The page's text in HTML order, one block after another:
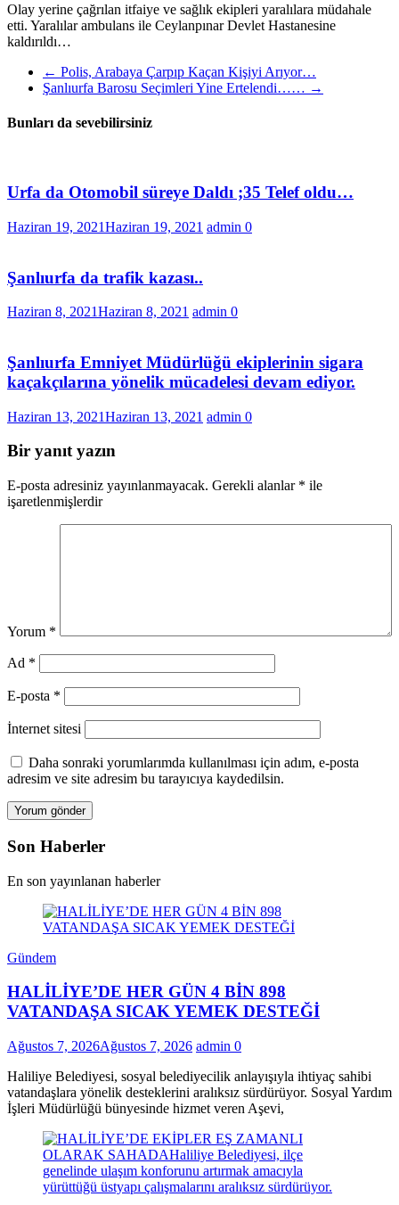
Olay yerine çağrılan itfaiye ve sağlık ekipleri yaralılara müdahale
etti. Yaralılar ambulans ile Ceylanpınar Devlet Hastanesine
kaldırıldı…
← Polis, Arabaya Çarpıp Kaçan Kişiyi Arıyor…
Şanlıurfa Barosu Seçimleri Yine Ertelendi…… →
Bunları da sevebilirsiniz
Urfa da Otomobil süreye Daldı ;35 Telef oldu…
Haziran 19, 2021Haziran 19, 2021 admin 0
Şanlıurfa da trafik kazası..
Haziran 8, 2021Haziran 8, 2021 admin 0
Şanlıurfa Emniyet Müdürlüğü ekiplerinin sigara
kaçakçılarına yönelik mücadelesi devam ediyor.
Haziran 13, 2021Haziran 13, 2021 admin 0
Bir yanıt yazın
E-posta adresiniz yayınlanmayacak. Gerekli alanlar * ile
işaretlenmişlerdir
Yorum *
Ad *
E-posta *
İnternet sitesi
Daha sonraki yorumlarımda kullanılması için adım, e-posta
adresim ve site adresim bu tarayıcıya kaydedilsin.
Son Haberler
En son yayınlanan haberler
Gündem
HALİLİYE’DE HER GÜN 4 BİN 898
VATANDAŞA SICAK YEMEK DESTEĞİ
Ağustos 7, 2026Ağustos 7, 2026 admin 0
Haliliye Belediyesi, sosyal belediyecilik anlayışıyla ihtiyaç sahibi
vatandaşlara yönelik desteklerini aralıksız sürdürüyor. Sosyal Yardım
İşleri Müdürlüğü bünyesinde hizmet veren Aşevi,